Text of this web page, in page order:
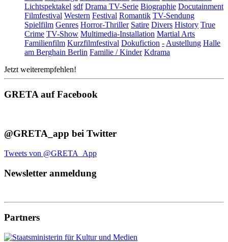
Lichtspektakel sdf Drama TV-Serie Biographie Docutainment
Filmfestival Western Festival Romantik TV-Sendung
Spielfilm Genres Horror-Thriller Satire Divers History True
Crime TV-Show Multimedia-Installation Martial Arts
Familienfilm Kurzfilmfestival Dokufiction - Austellung Halle
am Berghain Berlin Familie / Kinder Kdrama
Jetzt weiterempfehlen!
GRETA auf Facebook
@GRETA_app bei Twitter
Tweets von @GRETA_App
Newsletter anmeldung
Partners